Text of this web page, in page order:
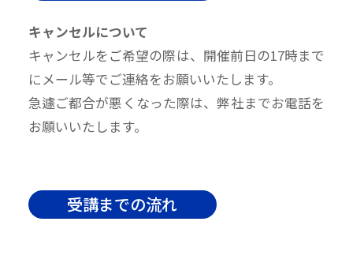
キャンセルについて
キャンセルをご希望の際は、開催前日の17時まで
にメール等でご連絡をお願いいたします。
急遽ご都合が悪くなった際は、弊社までお電話を
お願いいたします。
受講までの流れ